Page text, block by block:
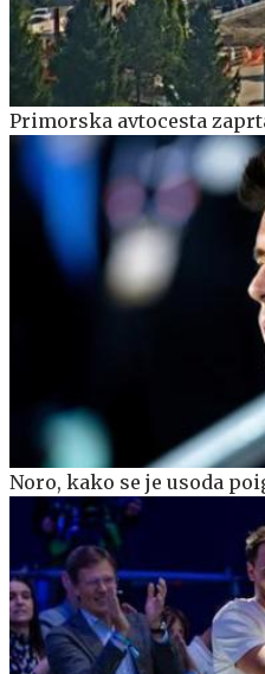
Primorska avtocesta
Noro, kako se je usoda